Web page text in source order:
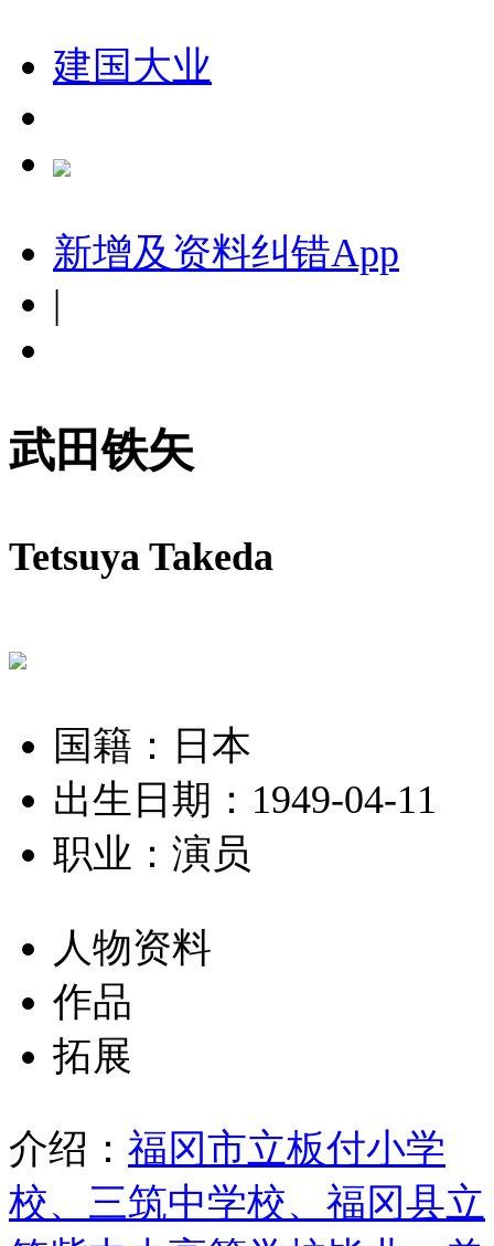
建国大业
新增及资料纠错App
|
武田铁矢
Tetsuya Takeda
国籍：日本
出生日期：1949-04-11
职业：演员
人物资料
作品
拓展
介绍： 福冈市立板付小学
校、三筑中学校、福冈县立